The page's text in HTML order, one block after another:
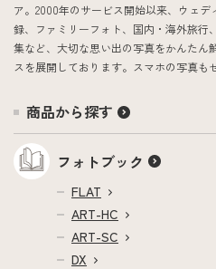
ア。2000年のサービス開始以来、ウェ
録、ファミリーフォト、国内・海外旅行
集など、大切な思い出の写真をかんたん
スを展開しております。スマホの写真も
商品から探す
フォトブック
FLAT
ART-HC
ART-SC
DX